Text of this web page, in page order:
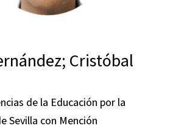
Cristóbal
de la Educación por la
Sevilla con Mención